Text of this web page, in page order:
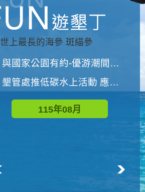
與國家公園有約-優游潮間探險者
墾管處推低碳水上活動 應屆畢業生限額免費參加
115年08月